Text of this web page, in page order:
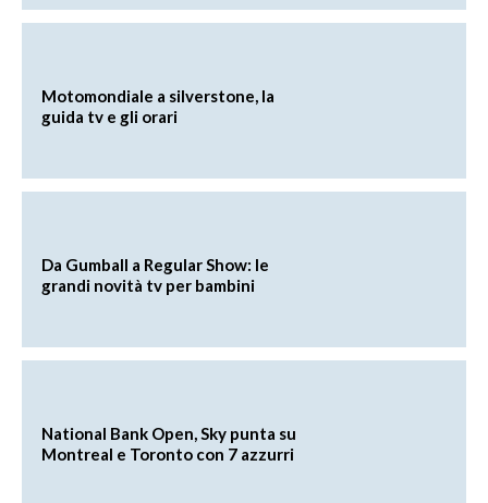
Motomondiale a silverstone, la
guida tv e gli orari
Da Gumball a Regular Show: le
grandi novità tv per bambini
National Bank Open, Sky punta su
Montreal e Toronto con 7 azzurri